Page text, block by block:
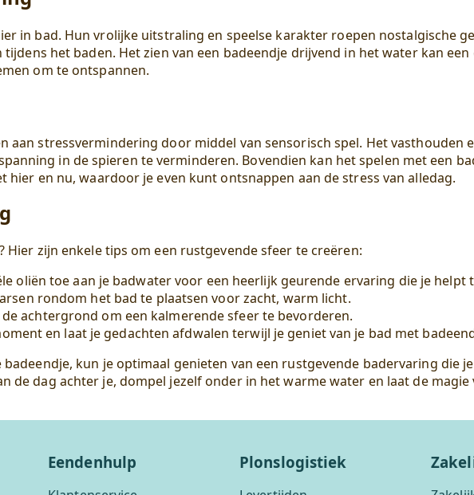
in bad. Hun vrolijke uitstraling en speelse karakter roepen nostalgische
het baden. Het zien van een badeendje drijvend in het water kan
om te ontspannen.
aan stressvermindering door middel van sensorisch spel. Het vasthouden
in de spieren te verminderen. Bovendien kan het spelen met een
en nu, waardoor je even kunt ontsnappen aan de stress van alledag.
zijn enkele tips om een rustgevende sfeer te creëren:
oliën toe aan je badwater voor een heerlijk geurende ervaring die je helpt
rondom het bad te plaatsen voor zacht, warm licht.
achtergrond om een kalmerende sfeer te bevorderen.
en laat je gedachten afdwalen terwijl je geniet van je bad met
kun je optimaal genieten van een rustgevende badervaring die
de dag achter je, dompel jezelf onder in het warme water en laat de magie
Eendenhulp Plonslogistiek